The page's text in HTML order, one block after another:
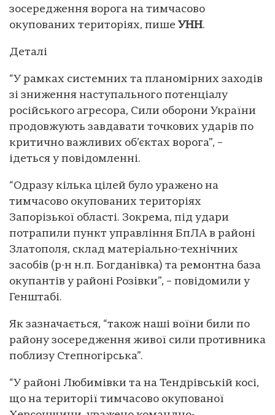
зосередження ворога на тимчасово
окупованих територіях, пише УНН.
Деталі
“У рамках системних та планомірних заходів
зі зниження наступального потенціалу
російського агресора, Сили оборони України
продовжують завдавати точкових ударів по
критично важливих об’єктах ворога”, –
ідеться у повідомленні.
“Одразу кілька цілей було уражено на
тимчасово окупованих територіях
Запорізької області. Зокрема, під удари
потрапили пункт управління БпЛА в районі
Златополя, склад матеріально-технічних
засобів (р-н н.п. Богданівка) та ремонтна база
окупантів у районі Розівки”, – повідомили у
Генштабі.
Як зазначається, “також наші воїни били по
району зосередження живої сили противника
поблизу Степногірська”.
“У районі Любимівки та на Тендрівській косі,
що на території тимчасово окупованої